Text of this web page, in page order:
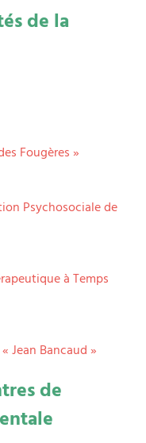
de la
Fougères »
Psychosociale de
à Temps
Jean Bancaud »
de